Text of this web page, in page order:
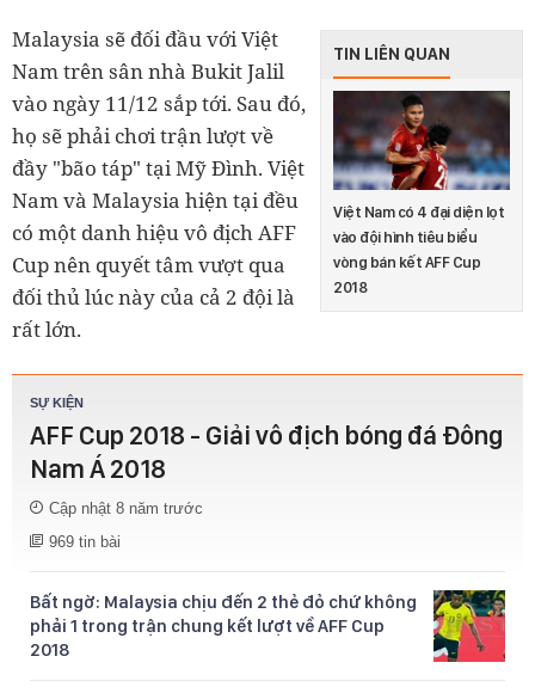
TIN LIÊN QUAN
Việt Nam có 4 đại diện lọt
vào đội hình tiêu biểu
vòng bán kết AFF Cup
2018
Malaysia sẽ đối đầu với Việt
Nam trên sân nhà Bukit Jalil
vào ngày 11/12 sắp tới. Sau đó,
họ sẽ phải chơi trận lượt về
đầy "bão táp" tại Mỹ Đình. Việt
Nam và Malaysia hiện tại đều
có một danh hiệu vô địch AFF
Cup nên quyết tâm vượt qua
đối thủ lúc này của cả 2 đội là
rất lớn.
SỰ KIỆN
AFF Cup 2018 - Giải vô địch bóng đá Đông
Nam Á 2018
Cập nhật 8 năm trước
969 tin bài
Bất ngờ: Malaysia chịu đến 2 thẻ đỏ chứ không
phải 1 trong trận chung kết lượt về AFF Cup
2018